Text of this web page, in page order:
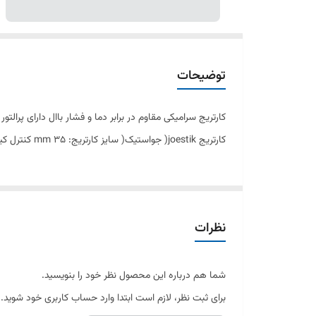
توضیحات
کارتریج joestik( جواستیک( سایز کارتریج: mm 35 کنترل کیفیت صددرصد طراحی انحصاری
نظرات
شما هم درباره این محصول نظر خود را بنویسید.
برای ثبت نظر، لازم است ابتدا وارد حساب کاربری خود شوید.